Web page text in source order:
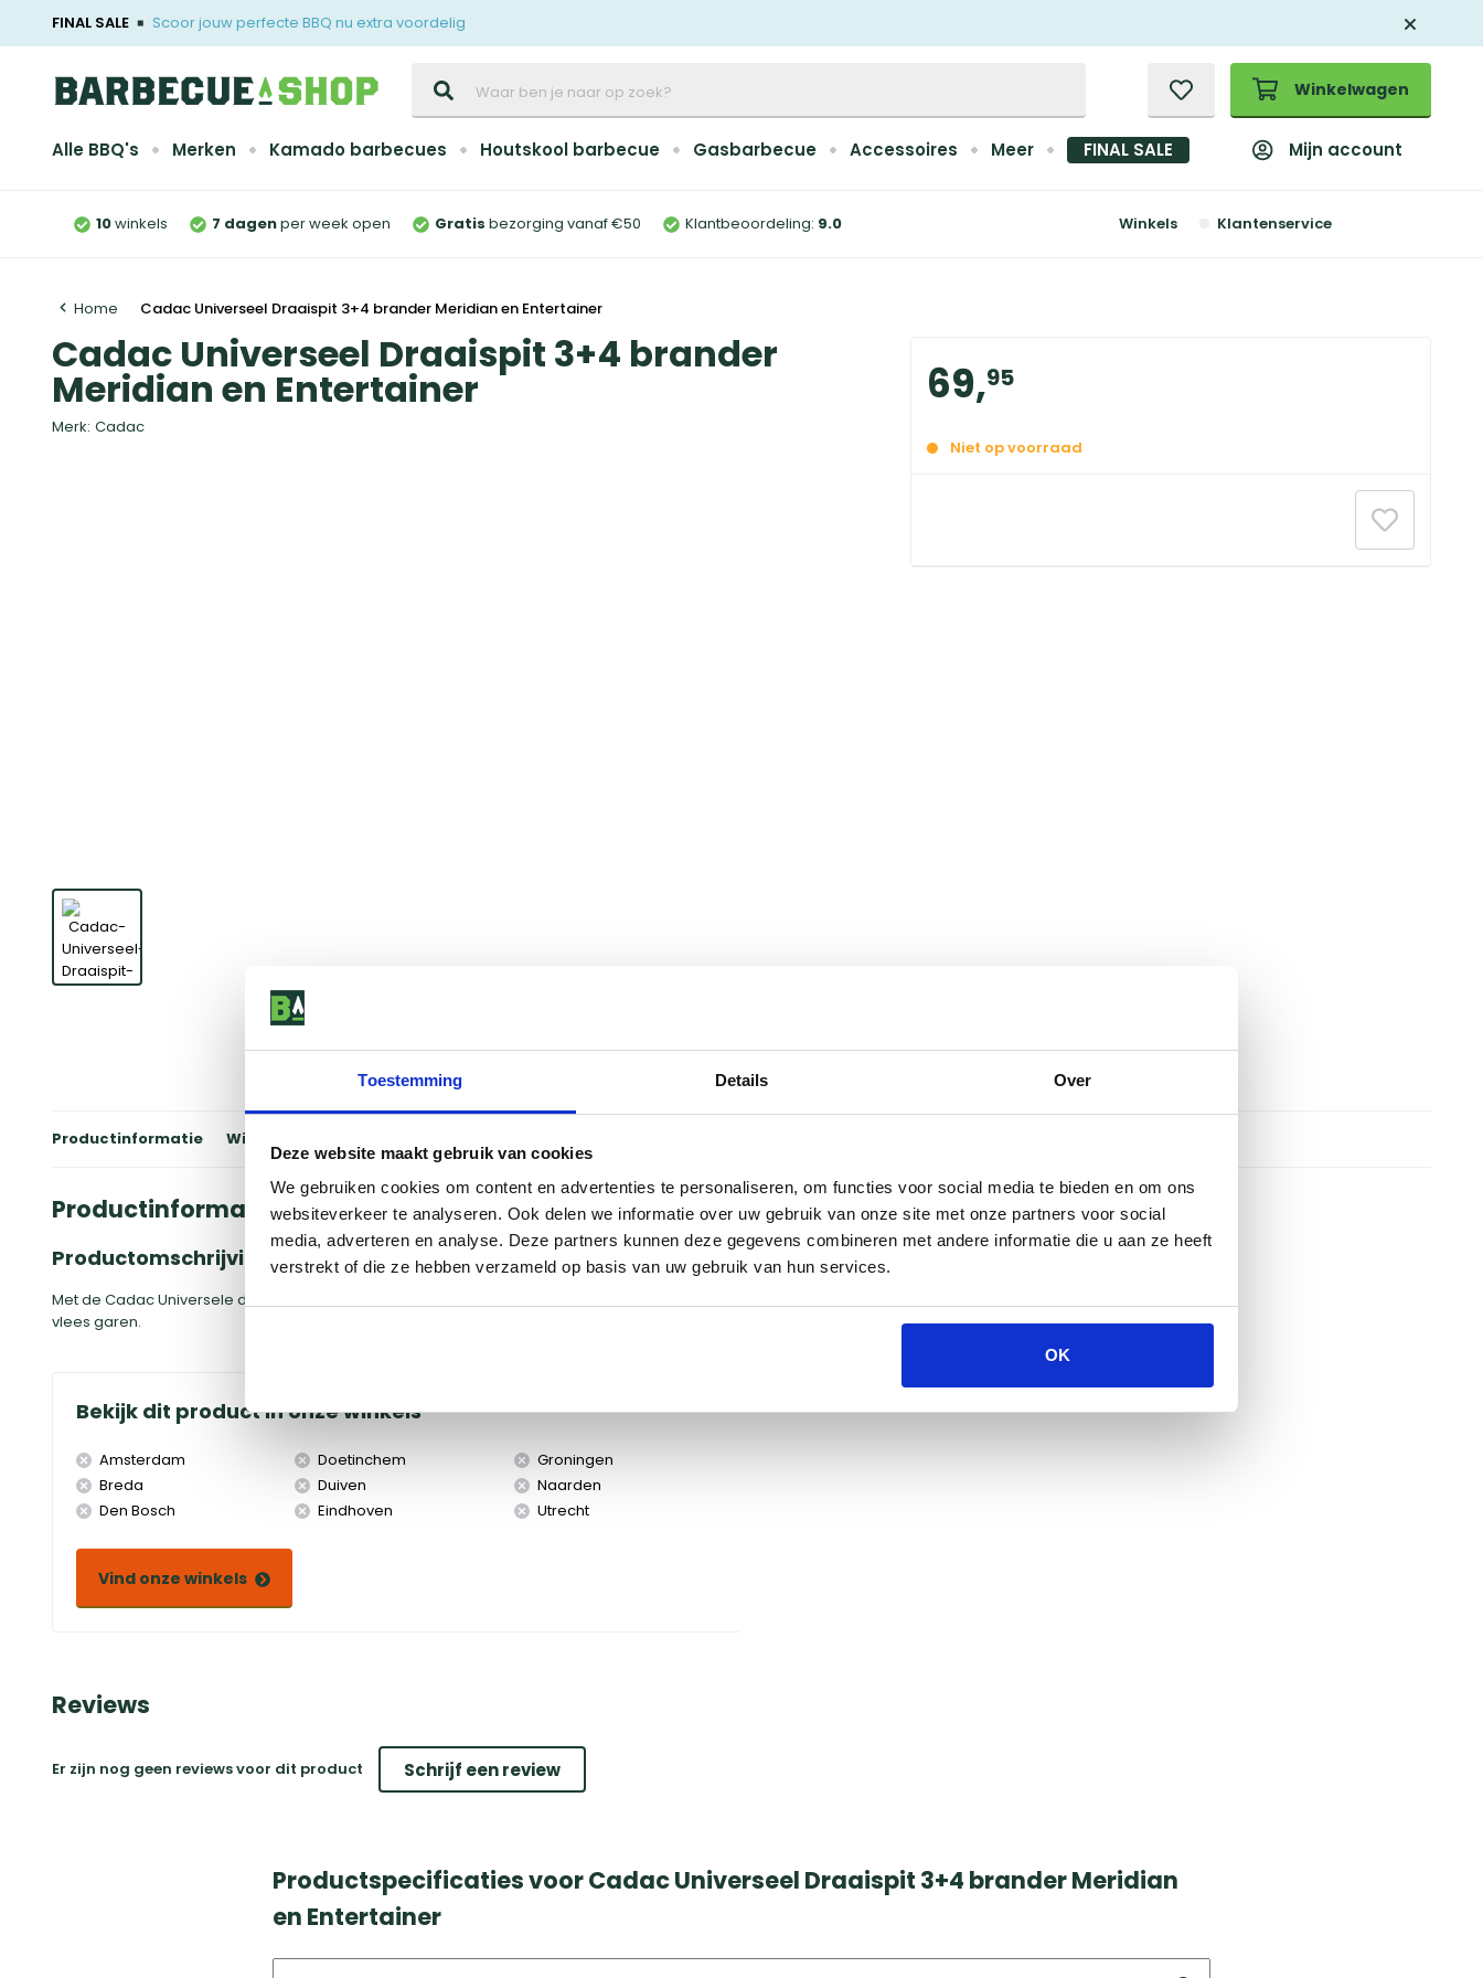
Toestemming Details Over
Deze website maakt gebruik van cookies
We gebruiken cookies om content en advertenties te personaliseren, om functies voor social media te bieden en om ons
websiteverkeer te analyseren. Ook delen we informatie over uw gebruik van onze site met onze partners voor social
media, adverteren en analyse. Deze partners kunnen deze gegevens combineren met andere informatie die u aan ze heeft
verstrekt of die ze hebben verzameld op basis van uw gebruik van hun services.
OK
FINAL SALE Scoor jouw perfecte BBQ nu extra voordelig
Winkelwagen
Alle BBQ's Merken Kamado barbecues Houtskool barbecue Gasbarbecue Accessoires Meer FINAL SALE Mijn account
10winkels 7 dagenper week open Gratis bezorging vanaf €50 Klantbeoordeling: 9.0 Winkels Klantenservice
Home Cadac Universeel Draaispit 3+4 brander Meridian en Entertainer
Cadac Universeel Draaispit 3+4 brander
Meridian en Entertainer
Merk: Cadac
69,95
Niet op voorraad
Productinformatie Winkels
Productinformatie
Productomschrijving
Met de Cadac Universele draaispit voor 3 en 4 branders Meridian en Entertainer kun je eenvoudig grote stukken
vlees garen.
Bekijk dit product in onze winkels
Amsterdam
Breda
Den Bosch
Doetinchem
Duiven
Eindhoven
Groningen
Naarden
Utrecht
Vind onze winkels
Reviews
Er zijn nog geen reviews voor dit product Schrijf een review
Productspecificaties voor Cadac Universeel Draaispit 3+4 brander Meridian
en Entertainer